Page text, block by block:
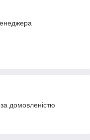
домовленістю